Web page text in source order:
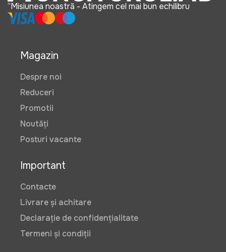
“Misiunea noastră - Atingem cel mai bun echilibru
Magazin
Despre noi
Reduceri
Promotii
Noutăți
Posturi vacante
Important
Contacte
Livrare și achitare
Declarație de confidențialitate
Termeni și condiții